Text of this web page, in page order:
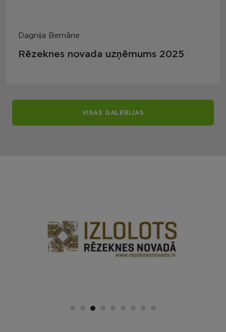
Dagnija Bernāne
Rēzeknes novada uzņēmums 2025
VISAS GALERIJAS